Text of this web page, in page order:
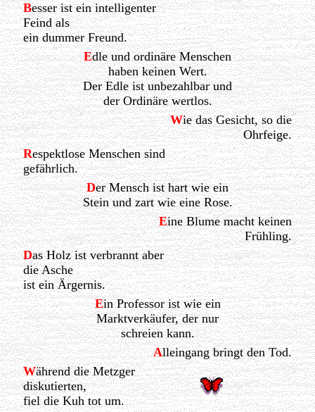
Besser ist ein intelligenter
Feind als
ein dummer Freund.
Edle und ordinäre Menschen
haben keinen Wert.
Der Edle ist unbezahlbar und
der Ordinäre wertlos.
Wie das Gesicht, so die
Ohrfeige.
Respektlose Menschen sind
gefährlich.
Der Mensch ist hart wie ein
Stein und zart wie eine Rose.
Eine Blume macht keinen
Frühling.
Das Holz ist verbrannt aber
die Asche
ist ein Ärgernis.
Ein Professor ist wie ein
Marktverkäufer, der nur
schreien kann.
Alleingang bringt den Tod.
Während die Metzger
diskutierten,
fiel die Kuh tot um.